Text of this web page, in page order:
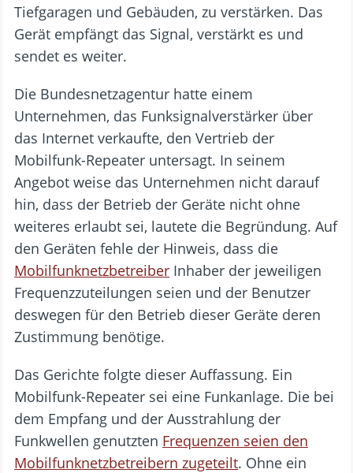
Tiefgaragen und Gebäuden, zu verstärken. Das
Gerät empfängt das Signal, verstärkt es und
sendet es weiter.
Die Bundesnetzagentur hatte einem
Unternehmen, das Funksignalverstärker über
das Internet verkaufte, den Vertrieb der
Mobilfunk-Repeater untersagt. In seinem
Angebot weise das Unternehmen nicht darauf
hin, dass der Betrieb der Geräte nicht ohne
weiteres erlaubt sei, lautete die Begründung. Auf
den Geräten fehle der Hinweis, dass die
Mobilfunknetzbetreiber Inhaber der jeweiligen
Frequenzzuteilungen seien und der Benutzer
deswegen für den Betrieb dieser Geräte deren
Zustimmung benötige.
Das Gerichte folgte dieser Auffassung. Ein
Mobilfunk-Repeater sei eine Funkanlage. Die bei
dem Empfang und der Ausstrahlung der
Funkwellen genutzten Frequenzen seien den
Mobilfunknetzbetreibern zugeteilt. Ohne ein